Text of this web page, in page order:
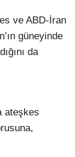
ve ABD-İran
güneyinde
da
ateşkes